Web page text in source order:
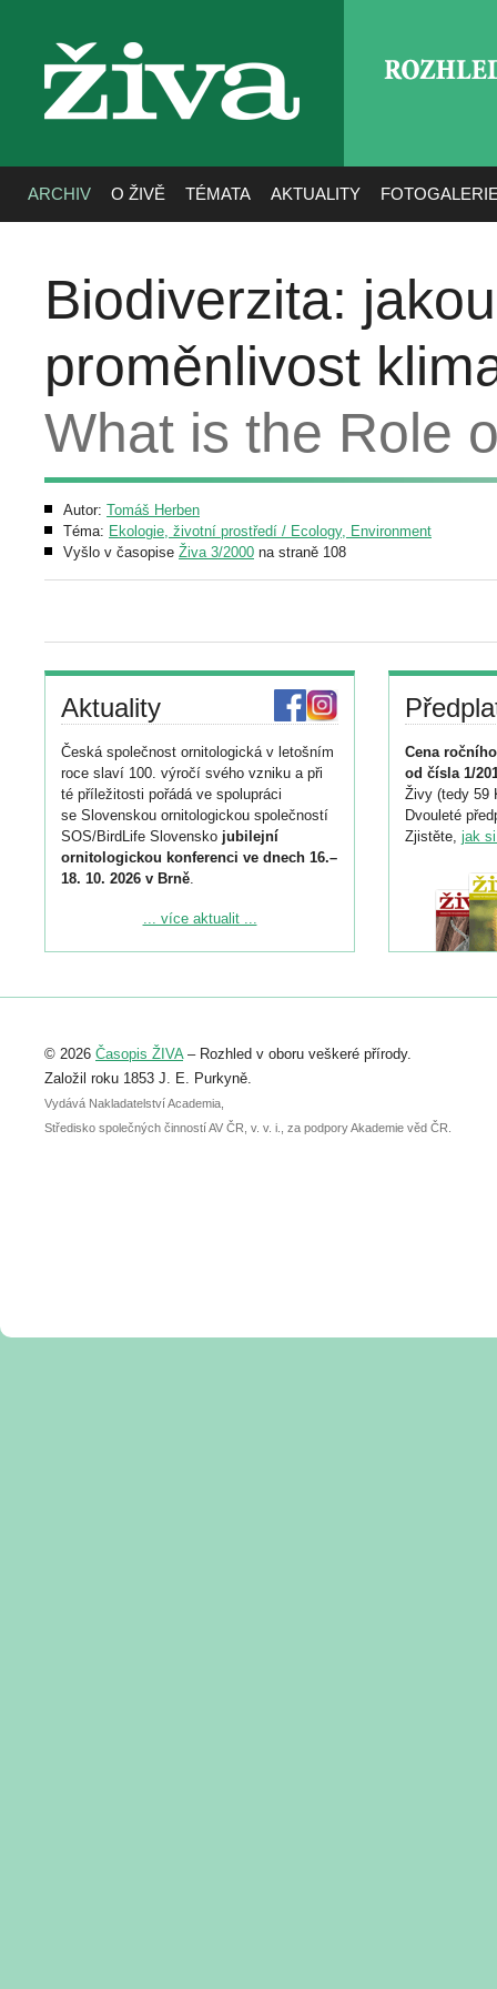
živa
ARCHIV O ŽIVĚ TÉMATA AKTUALITY
Biodiverzita:
proměnlivost
What is the Role
Autor: Tomáš Herben
Téma: Ekologie, životní prostředí / Ecology, Environment
Vyšlo v časopise Živa 3/2000 na straně 108
Aktuality
Česká společnost ornitologická v letošním
roce slaví 100. výročí svého vzniku a při
té příležitosti pořádá ve spolupráci
se Slovenskou ornitologickou společností
SOS/BirdLife Slovensko jubilejní
ornitologickou konferenci ve dnech 16.–
18. 10. 2026 v Brně.
Podrobnější informace ke konferenci
Registrovat se můžete do 6. září.
abstraktu přihlášené přednášky nebo
posteru je už 30. června.
... více aktualit ...
Cena
od čísla 1/
Živy (tedy 59
Dvouleté
Zjistěte, jak
© 2026 Časopis ŽIVA– Rozhled v oboru veškeré přírody.
Založil roku 1853 J. E. Purkyně.
Vydává Nakladatelství Academia,
Středisko společných činností AV ČR, v. v. i., za podpory Akademie věd ČR.